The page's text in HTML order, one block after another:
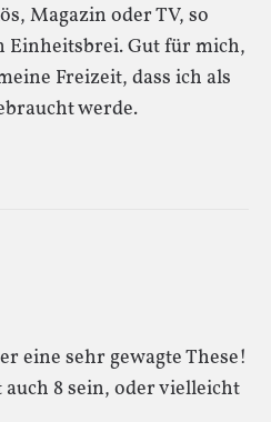
Magazin oder TV, so
Einheitsbrei. Gut für mich,
Freizeit, dass ich als
werde.
eine sehr gewagte These!
8 sein, oder vielleicht